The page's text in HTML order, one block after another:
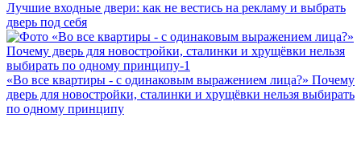
Лучшие входные двери: как не вестись на рекламу и выбрать
дверь под себя
«Во все квартиры - с одинаковым выражением лица?» Почему
дверь для новостройки, сталинки и хрущёвки нельзя выбирать
по одному принципу